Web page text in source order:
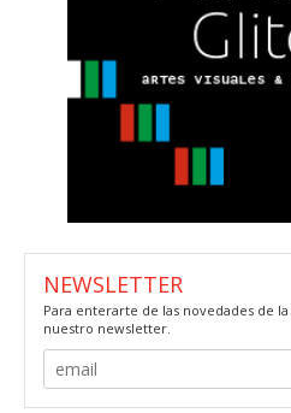
NEWSLETTER
Para enterarte de las novedades de
nuestro newsletter.